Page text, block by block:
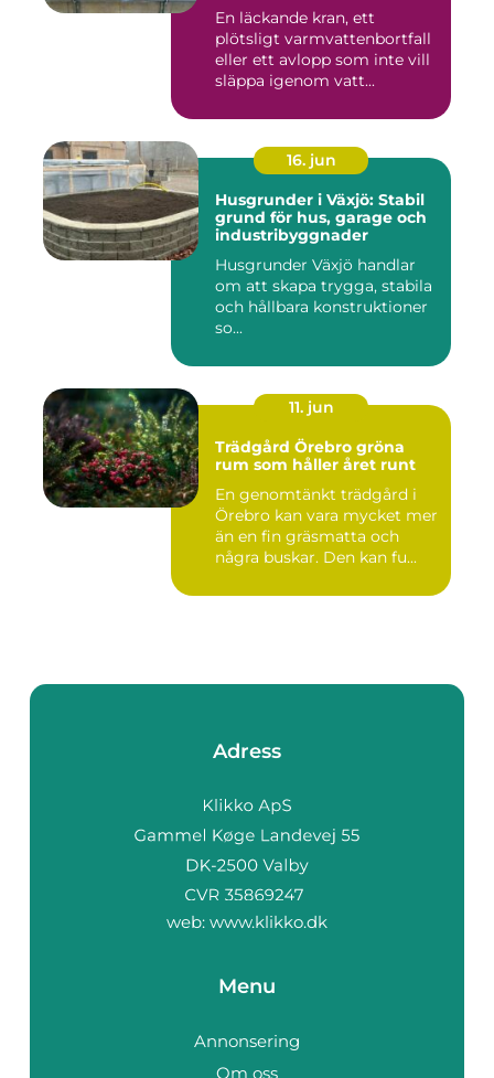
En läckande kran, ett
plötsligt varmvattenbortfall
eller ett avlopp som inte vill
släppa igenom vatt...
16. jun
Husgrunder i Växjö: Stabil
grund för hus, garage och
industribyggnader
Husgrunder Växjö handlar
om att skapa trygga, stabila
och hållbara konstruktioner
so...
11. jun
Trädgård Örebro gröna
rum som håller året runt
En genomtänkt trädgård i
Örebro kan vara mycket mer
än en fin gräsmatta och
några buskar. Den kan fu...
Adress
web: www.klikko.dk
Menu
Annonsering
Om oss